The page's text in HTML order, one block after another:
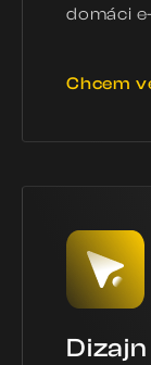
domáci
Chcem
Dizajn